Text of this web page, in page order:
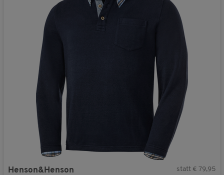
Henson&Henson statt € 79,95